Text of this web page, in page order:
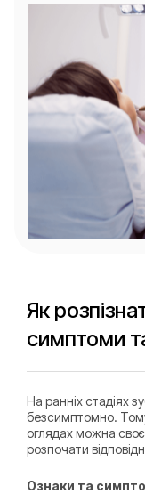
Як
симптоми
На ранніх стадіях
безсимптомно.
оглядах можна
розпочати
Ознаки та